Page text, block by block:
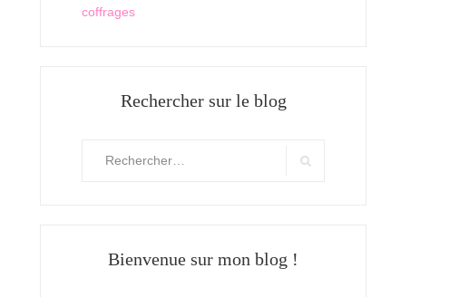
coffrages
Rechercher sur le blog
Bienvenue sur mon blog !